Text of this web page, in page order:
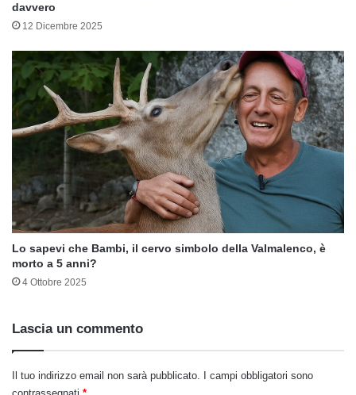
davvero
12 Dicembre 2025
Lo sapevi che Bambi, il cervo simbolo della Valmalenco, è
morto a 5 anni?
4 Ottobre 2025
Lascia un commento
Il tuo indirizzo email non sarà pubblicato.
I campi obbligatori sono